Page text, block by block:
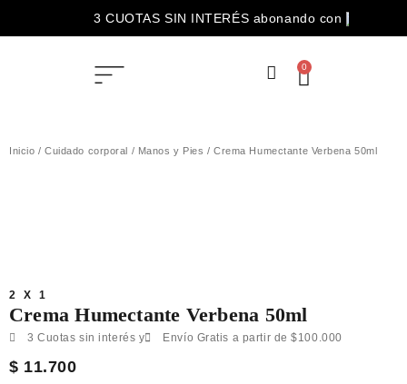
3 CUOTAS SIN INTERÉS abonando con
0
Inicio /Cuidado corporal / Manos y Pies / Crema Humectante Verbena 50ml
2 X 1
Crema Humectante Verbena 50ml
3 Cuotas sin interés y Envío Gratis a partir de $100.000
$ 11.700